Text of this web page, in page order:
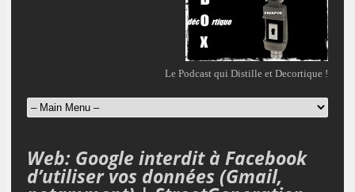
Le Podcast qui Distille et Decortique !
Web: Google interdit à Facebook
d’utiliser vos données (Gmail,